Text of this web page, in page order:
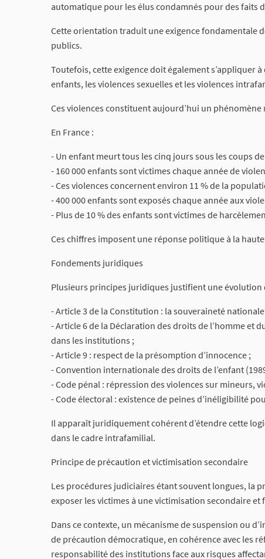
automatique pour les élus condamnés pour des faits
Cette orientation traduit une exigence fondamentale
publics.
Toutefois, cette exigence doit également s’appliquer
enfants, les violences sexuelles et les violences
Ces violences constituent aujourd’hui un phénomène
En France :
- Un enfant meurt tous les cinq jours sous les coups
- 160 000 enfants sont victimes chaque année de
- Ces violences concernent environ 11 % de la
- 400 000 enfants sont exposés chaque année aux
- Plus de 10 % des enfants sont victimes de
Ces chiffres imposent une réponse politique à la
Fondements juridiques
Plusieurs principes juridiques justifient une évolution
- Article 3 de la Constitution : la souveraineté
- Article 6 de la Déclaration des droits de l’homme et
dans les institutions ;
- Article 9 : respect de la présomption d’innocence ;
- Convention internationale des droits de l’enfant
- Code pénal : répression des violences sur mineurs,
- Code électoral : existence de peines d’inéligibilité
Il apparaît juridiquement cohérent d’étendre cette
dans le cadre intrafamilial.
Principe de précaution et victimisation secondaire
Les procédures judiciaires étant souvent longues, la
exposer les victimes à une victimisation secondaire
Dans ce contexte, un mécanisme de suspension ou
de précaution démocratique, en cohérence avec les
responsabilité des institutions face aux risques